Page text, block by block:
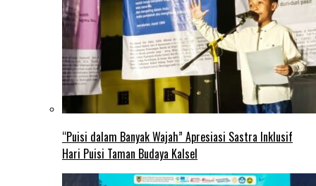
“Puisi dalam Banyak Wajah” Apresiasi Sastra Inklusif
Hari Puisi Taman Budaya Kalsel